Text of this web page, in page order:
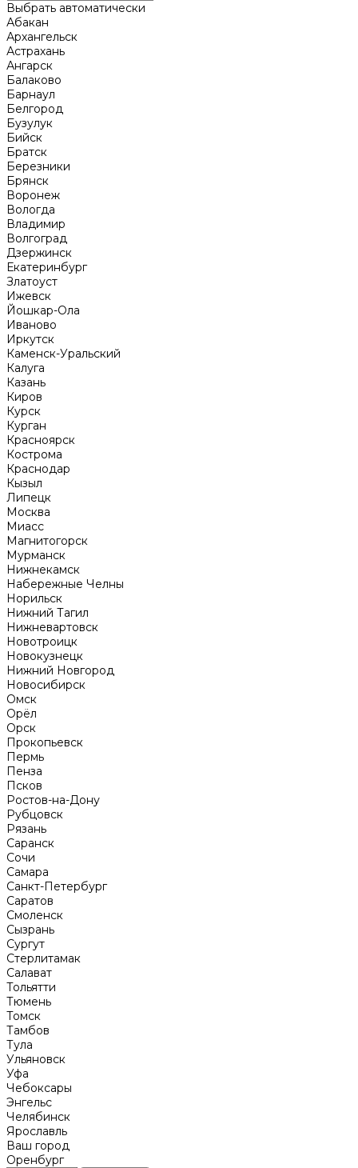
Выбрать автоматически
Абакан
Архангельск
Астрахань
Ангарск
Балаково
Барнаул
Белгород
Бузулук
Бийск
Братск
Березники
Брянск
Воронеж
Вологда
Владимир
Волгоград
Дзержинск
Екатеринбург
Златоуст
Ижевск
Йошкар-Ола
Иваново
Иркутск
Каменск-Уральский
Калуга
Казань
Киров
Курск
Курган
Красноярск
Кострома
Краснодар
Кызыл
Липецк
Москва
Миасс
Магнитогорск
Мурманск
Нижнекамск
Набережные Челны
Норильск
Нижний Тагил
Нижневартовск
Новотроицк
Новокузнецк
Нижний Новгород
Новосибирск
Омск
Орёл
Орск
Прокопьевск
Пермь
Пенза
Псков
Ростов-на-Дону
Рубцовск
Рязань
Саранск
Сочи
Самара
Санкт-Петербург
Саратов
Смоленск
Сызрань
Сургут
Стерлитамак
Салават
Тольятти
Тюмень
Томск
Тамбов
Тула
Ульяновск
Уфа
Чебоксары
Энгельс
Челябинск
Ярославль
Ваш город
Оренбург